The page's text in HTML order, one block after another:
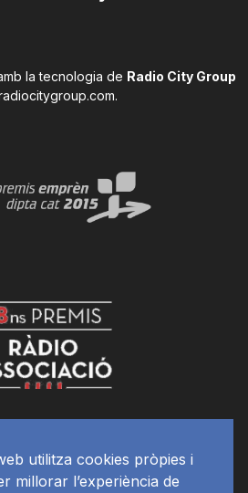
la tecnologia de Radio City Group
.
utilitza cookies pròpies i
millorar l’experiència de